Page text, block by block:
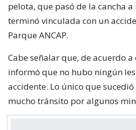
pelota, que pasó de la cancha
terminó vinculada con un
Parque ANCAP.
Cabe señalar que, de acuerdo
informó que no hubo ningún
accidente. Lo único que sucedió
mucho tránsito por algunos